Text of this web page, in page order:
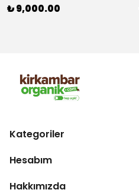
₺ 9,000.00
Kategoriler
Hesabım
Hakkımızda